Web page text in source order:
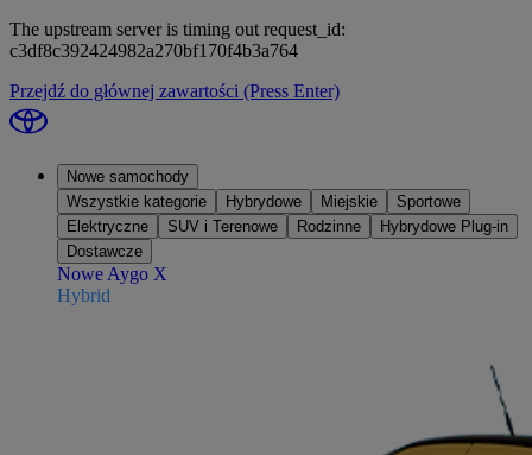
The upstream server is timing out request_id:
c3df8c392424982a270bf170f4b3a764
Przejdź do głównej zawartości (Press Enter)
Nowe samochody
Wszystkie kategorie
Hybrydowe Miejskie
Sportowe
Elektryczne
SUV i Terenowe Rodzinne
Hybrydowe Plug-in
Dostawcze
Nowe Aygo X
Hybrid